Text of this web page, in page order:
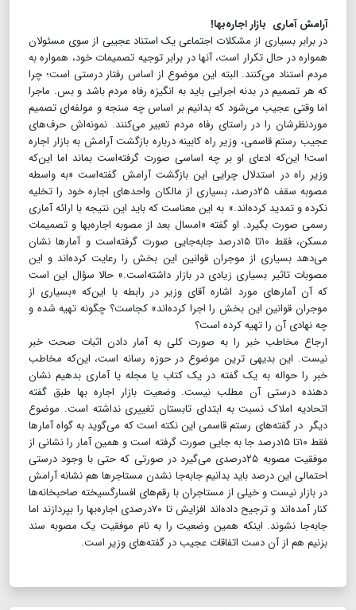
آرامش آماری بازار اجاره‌بها!
در برابر بسیاری از مشکلات اجتماعی یک استناد عجیبی از سوی مسئولان
همواره در حال تکرار است، آنها در برابر توجیه تصمیمات خود، همواره به
مردم استناد می‌کنند. البته این موضوع از اساس رفتار درستی است؛ چرا
که هر تصمیم در بدنه اجرایی باید به انگیزه رفاه مردم باشد و بس. ماجرا
اما وقتی عجیب می‌شود که بدانیم بر اساس چه سنجه و مولفه‌ای تصمیم
موردنظرشان را در راستای رفاه مردم تعبیر می‌کنند. نمونه‌اش حرف‌های
عجیب رستم قاسمی، وزیر راه کابینه درباره بازگشت آرامش به بازار اجاره
است! این‌که ادعای او بر چه اساسی صورت گرفته‌است بماند اما این‌که
وزیر راه در استدلال چرایی این بازگشت آرامش گفته‌است «به واسطه
مصوبه سقف ۲۵درصد، بسیاری از مالکان واحدهای اجاره خود را تخلیه
نکرده و تمدید کرده‌اند.» به این معناست که باید این نتیجه با ارائه آماری
رسمی صورت بگیرد. او گفته «امسال بعد از مصوبه اجاره‌بها و تصمیمات
مسکن، فقط ۱۰تا ۱۵درصد جابه‌جایی صورت گرفته‌است و آمارها نشان
می‌دهد بسیاری از موجران قوانین این بخش را رعایت کرده‌اند و این
مصوبات تاثیر بسیاری زیادی در بازار داشته‌است.» حالا سؤال این است
که آن آمارهای مورد اشاره آقای وزیر در رابطه با این‌که «بسیاری از
موجران قوانین این بخش را اجرا کرده‌اند» کجاست؟ چگونه تهیه شده و
چه نهادی آن را تهیه کرده‌ است؟
ارجاع مخاطب خبر را به صورت کلی به آمار دادن اثبات صحت خبر
نیست. این بدیهی ترین موضوع در حوزه رسانه است، این‌که مخاطب
خبر را حواله به یک گفته در یک کتاب یا مجله یا آماری بدهیم نشان
دهنده درستی آن مطلب نیست. وضعیت بازار اجاره بها طبق گفته
اتحادیه املاک نسبت به ابتدای تابستان تغییری نداشته است. موضوع
دیگر در گفته‌های رستم قاسمی این نکته است که می‌گوید به گواه آمارها
فقط ۱۰تا ۱۵درصد جا به جایی صورت گرفته است و همین آمار را نشانی از
موفقیت مصوبه ۲۵درصدی می‌گیرد در صورتی که حتی با وجود درستی
احتمالی این درصد باید بدانیم جابه‌جا نشدن مستاجرها هم نشانه آرامش
در بازار نیست و خیلی از مستاجران با رقم‌های افسارگسیخته صاحبخانه‌ها
کنار آمده‌اند و ترجیح داده‌اند افزایش تا ۷۰درصدی اجاره‌بها را بپردازند اما
جابه‌جا نشوند. اینکه همین وضعیت را به نام موفقیت یک مصوبه سند
بزنیم هم از آن دست اتفاقات عجیب در گفته‌های وزیر است.